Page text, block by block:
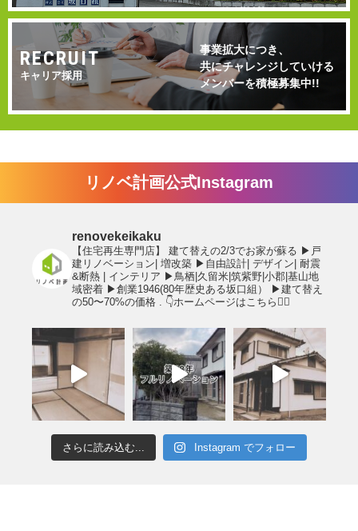
RECRUIT
キャリア採用
事業拡大につき、
共にチャレンジしていける
メンバーを積極募集中!!
リノベ計画公式Instagram
renovekeikaku
【住宅再生専門店】 建て替えの2/3でお家が蘇る ▶︎戸
建リノベーション| 増改築 ▶︎自由設計| デザイン| 耐震
&断熱 | インテリア ▶︎鳥栖|久留米|筑紫野|小郡|基山地
域密着 ▶︎創業1946(80年歴史ある坂口組）
▶︎建て替え
の50〜70%の価格
👇ホームページはこちら💁‍♂️
さらに読み込む... Instagram でフォロー